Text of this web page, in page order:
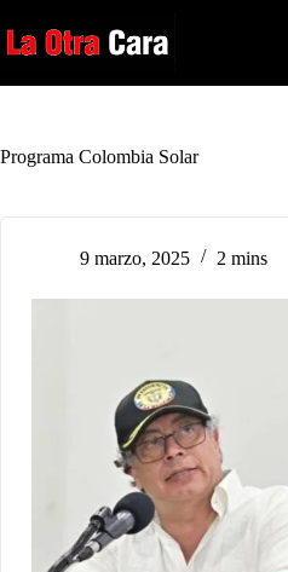
al
contenido
Programa Colombia Solar
9 marzo, 2025 2 mins